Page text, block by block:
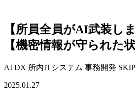
【所員全員がAI武装し
【機密情報が守られた
AI DX 所内ITシステム 事務開発
2025.01.27